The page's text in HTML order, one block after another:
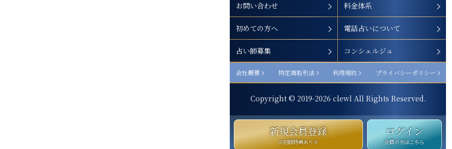
お問い合わせ 料金体系
初めての方へ 電話占いについて
占い師募集 コンシェルジュ
会社概要 特定商取引法 利用規約 プライバシーポリシー
Copyright © 2019-2026 clewl All Rights Reserved.
新規会員登録
※初回特典あり※
ログイン
会員の方はこちら